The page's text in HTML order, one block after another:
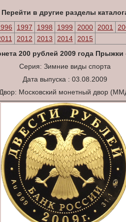
Перейти в другие разделы
1997 1998 1999 2000 2001
2012 2013 2014
2015
200 рублей 2009 года Прыжки
Серия: Зимние виды спорта
Дата выпуска : 03.08.2009
Двор: Московский монетный двор